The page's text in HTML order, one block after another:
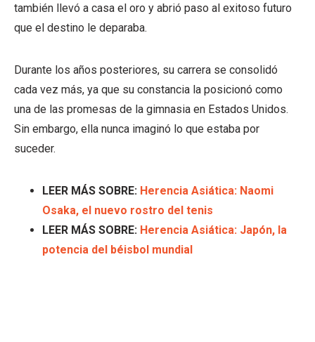
también llevó a casa el oro y abrió paso al exitoso futuro
que el destino le deparaba.
Durante los años posteriores, su carrera se consolidó
cada vez más, ya que su constancia la posicionó como
una de las promesas de la gimnasia en Estados Unidos.
Sin embargo, ella nunca imaginó lo que estaba por
suceder.
LEER MÁS SOBRE: Herencia Asiática: Naomi
Osaka, el nuevo rostro del tenis
LEER MÁS SOBRE: Herencia Asiática: Japón, la
potencia del béisbol mundial